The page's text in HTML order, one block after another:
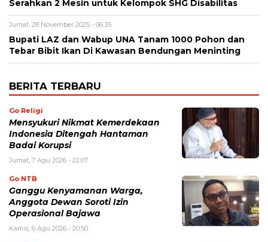
Serahkan 2 Mesin untuk Kelompok SHG Disabilitas
Jumat, 28 November 2025 - 06:35
Bupati LAZ dan Wabup UNA Tanam 1000 Pohon dan
Tebar Bibit Ikan Di Kawasan Bendungan Meninting
BERITA TERBARU
Go Religi
Mensyukuri Nikmat Kemerdekaan
Indonesia Ditengah Hantaman
Badai Korupsi
Jumat, 7 Agu 2026 - 22:07
Go NTB
Ganggu Kenyamanan Warga,
Anggota Dewan Soroti Izin
Operasional Bajawa
Kamis, 6 Agu 2026 - 20:50